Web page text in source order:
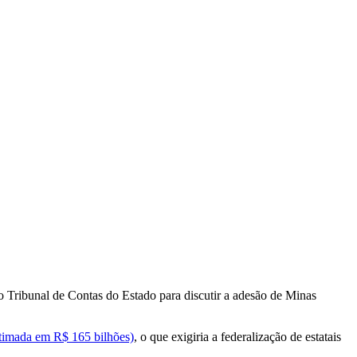
de Contas do Estado para discutir a adesão de Minas
em R$ 165 bilhões), o que exigiria a federalização de estatais